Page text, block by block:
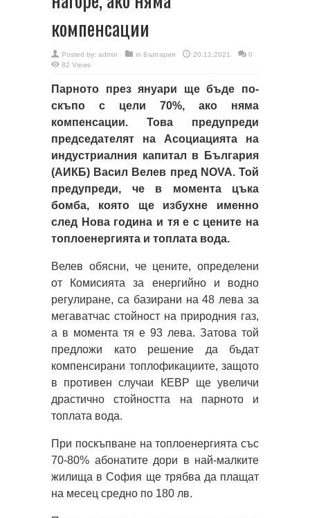
компенсации
Posted by: admin in България 20.11.2021
0
82 Views
Парното през януари ще бъде по-
скъпо с цели 70%, ако няма
компенсации. Това предупреди
председателят на Асоциацията на
индустриалния капитал в България
(АИКБ) Васил Велев пред NOVA. Той
предупреди, че в момента цъка
бомба, която ще избухне именно
след Нова година и тя е с цените на
топлоенергията и топлата вода.
Велев обясни, че цените, определени
от Комисията за енергийно и водно
регулиране, са базирани на 48 лева за
мегаватчас стойност на природния газ,
а в момента тя е 93 лева. Затова той
предложи като решение да бъдат
компенсирани топлофикациите, защото
в противен случаи КЕВР ще увеличи
драстично стойността на парното и
топлата вода.
При поскъпване на топлоенергията със
70-80% абонатите дори в най-малките
жилища в София ще трябва да плащат
на месец средно по 180 лв.